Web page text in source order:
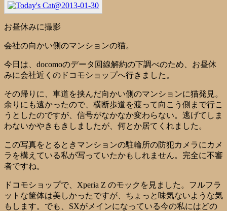
お昼休みに撮影
会社の向かい側のマンションの猫。
今日は、docomoのデータ回線解約の下調べのため、お昼休
みに会社近くのドコモショップへ行きました。
その帰りに、車道を挟んだ向かい側のマンションに猫発見。
余りにも遠かったので、横断歩道を渡って向こう側まで行こ
うとしたのですが、信号がなかなか変わらない。逃げてしま
わないかやきもきしましたが、何とか居てくれました。
この写真をとるときマンションの駐輪所の防犯カメラにカメ
ラを構えている私が写っていたかもしれません。完全に不審
者ですね。
ドコモショップで、Xperia Z のモックを見ました。フルフラ
ットな筐体は美しかったですが、ちょっと味気ないような気
もします。でも、SXがメインになっている今の私にはどの